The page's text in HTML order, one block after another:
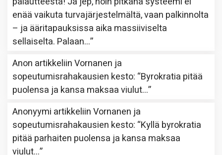
enää vaikuta turvajärjestelmältä, vaan palkinnolta
– ja ääritapauksissa aika massiiviselta
sellaiselta. Palaan…”
Anon artikkeliinVornanen ja
sopeutumisrahakausien kesto: “Byrokratia pitää
puolensa ja kansa maksaa viulut…”
Anonyymi artikkeliinVornanen ja
sopeutumisrahakausien kesto: “Kyllä byrokratia
pitää parhaiten puolensa ja kansa maksaa
viulut…”